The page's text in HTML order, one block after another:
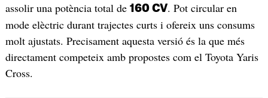
assolir una potència total de 160 CV. Pot circular en
mode elèctric durant trajectes curts i ofereix uns consums
molt ajustats. Precisament aquesta versió és la que més
directament competeix amb propostes com el Toyota Yaris
Cross.